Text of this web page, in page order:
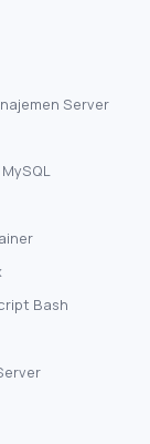
Server
Bash